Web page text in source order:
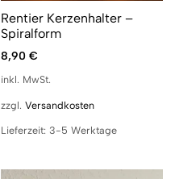
Rentier Kerzenhalter –
Spiralform
8,90 €
inkl. MwSt.
zzgl. Versandkosten
Lieferzeit: 3-5 Werktage